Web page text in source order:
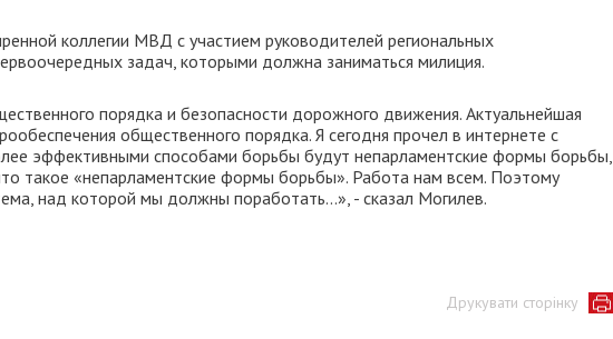
коллегии МВД с участием руководителей региональных
задач, которыми должна заниматься милиция.
порядка и безопасности дорожного движения. Актуальнейшая
общественного порядка. Я сегодня прочел в интернете с
эффективными способами борьбы будут непарламентские формы борьбы,
такое «непарламентские формы борьбы». Работа нам всем. Поэтому
над которой мы должны поработать...», - сказал Могилев.
Друкувати сторінку